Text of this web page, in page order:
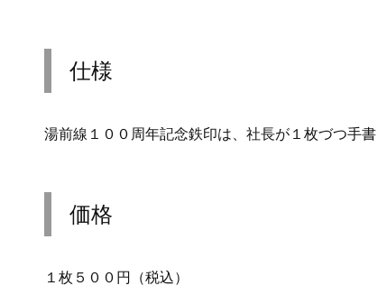
仕様
湯前線１００周年記念鉄印は、社長が１枚づつ手書
価格
１枚５００円（税込）